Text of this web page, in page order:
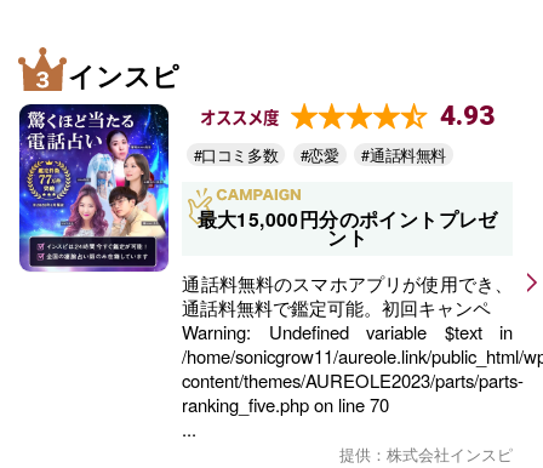
インスピ
オススメ度 4.93
#口コミ多数 #恋愛 #通話料無料
最大15,000円分のポイントプレゼ
ント
通話料無料のスマホアプリが使用でき、
通話料無料で鑑定可能。初回キャンペ
Warning: Undefined variable $text in
/home/sonicgrow11/aureole.link/public_html/
content/themes/AUREOLE2023/parts/parts-
ranking_five.phpon line70
...
提供：株式会社インスピ